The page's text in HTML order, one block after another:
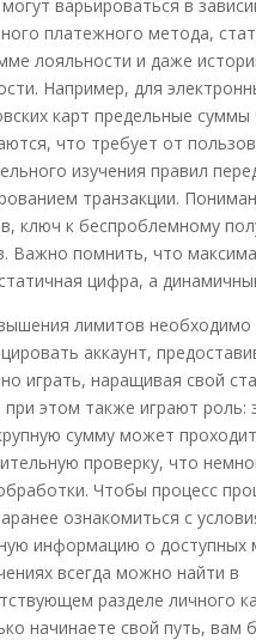
варьироваться в
платежного метода,
лояльности и даже
Например, для
карт предельные суммы
что требует от
изучения правил
транзакции.
ключ к беспроблемному
Важно помнить, что
цифра, а
лимитов необходимо
аккаунт,
играть, наращивая свой
этом также играют роль:
сумму может
проверку, что
Чтобы процесс
ознакомиться с
информацию о доступных
всегда можно найти в
разделе личного
начинаете свой путь, вам